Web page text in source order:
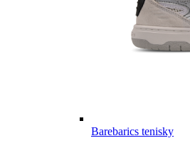
Barebarics tenisky